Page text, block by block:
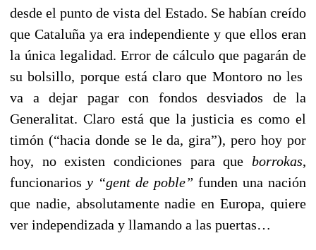
desde el punto de vista del Estado. Se habían creído
que Cataluña ya era independiente y que ellos eran
la única legalidad. Error de cálculo que pagarán de
su bolsillo, porque está claro que Montoro no les
va a dejar pagar con fondos desviados de la
Generalitat. Claro está que la justicia es como el
timón (“hacia donde se le da, gira”), pero hoy por
hoy, no existen condiciones para que borrokas,
funcionarios y “gent de poble” funden una nación
que nadie, absolutamente nadie en Europa, quiere
ver independizada y llamando a las puertas…